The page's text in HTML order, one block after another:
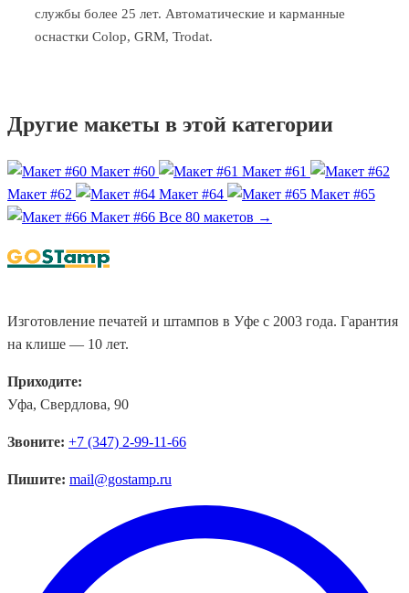
службы более 25 лет. Автоматические и карманные
оснастки Colop, GRM, Trodat.
Другие макеты в этой категории
Макет #60
Макет #61
Макет #62
Макет #64
Макет #65
Макет #66 Все 80 макетов →
Изготовление печатей и штампов в Уфе с 2003 года. Гарантия
на клише — 10 лет.
Приходите:
Уфа, Свердлова, 90
Звоните: +7 (347) 2-99-11-66
Пишите: mail@gostamp.ru